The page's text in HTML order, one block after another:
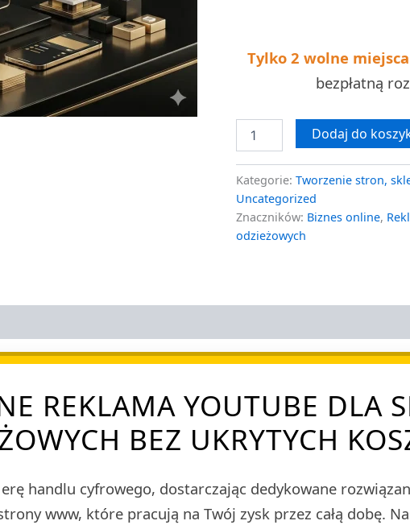
Tylko 2 wolne
bezpłatną
Dodaj do
Kategorie: Tworzenie stron,
Uncategorized
Znaczników: Biznes online,
odzieżowych
REKLAMA YOUTUBE DLA
BEZ UKRYTYCH
handlu cyfrowego, dostarczając dedykowane
www, które pracują na Twój zysk przez całą dobę.